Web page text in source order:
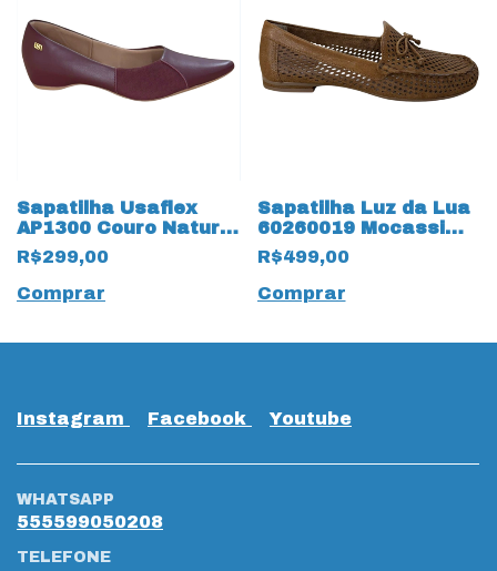
Sapatilha Usaflex
AP1300 Couro Natural
19684 Burgundi Vinho
R$299,00
Comprar
Sapatilha Luz da Lua
60260019 Mocassim
Arenito 19552 Canela
R$499,00
Comprar
Instagram Facebook Youtube
WHATSAPP
555599050208
TELEFONE